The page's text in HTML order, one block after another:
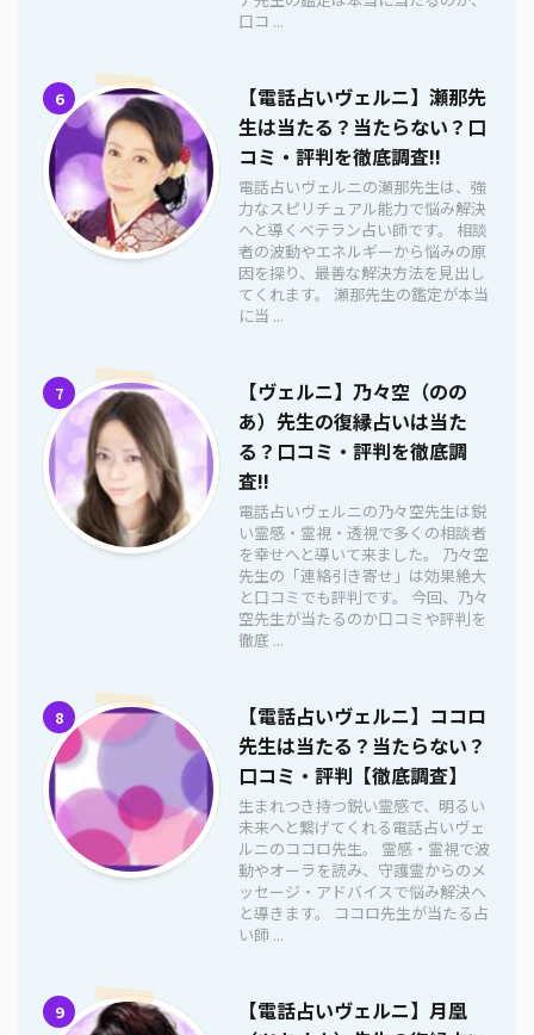
口コ ...
6
【電話占いヴェルニ】瀬那先
生は当たる？当たらない？口
コミ・評判を徹底調査!!
電話占いヴェルニの瀬那先生は、強
力なスピリチュアル能力で悩み解決
へと導くベテラン占い師です。 相談
者の波動やエネルギーから悩みの原
因を探り、最善な解決方法を見出し
てくれます。 瀬那先生の鑑定が本当
に当 ...
7
【ヴェルニ】乃々空（のの
あ）先生の復縁占いは当た
る？口コミ・評判を徹底調
査!!
電話占いヴェルニの乃々空先生は鋭
い霊感・霊視・透視で多くの相談者
を幸せへと導いて来ました。 乃々空
先生の「連絡引き寄せ」は効果絶大
と口コミでも評判です。 今回、乃々
空先生が当たるのか口コミや評判を
徹底 ...
8
【電話占いヴェルニ】ココロ
先生は当たる？当たらない？
口コミ・評判【徹底調査】
生まれつき持つ鋭い霊感で、明るい
未来へと繋げてくれる電話占いヴェ
ルニのココロ先生。 霊感・霊視で波
動やオーラを読み、守護霊からのメ
ッセージ・アドバイスで悩み解決へ
と導きます。 ココロ先生が当たる占
い師 ...
9
【電話占いヴェルニ】月凰